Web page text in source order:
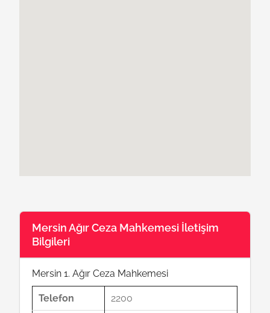
Mersin Ağır Ceza Mahkemesi İletişim
Bilgileri
Mersin 1. Ağır Ceza Mahkemesi
Telefon 2200